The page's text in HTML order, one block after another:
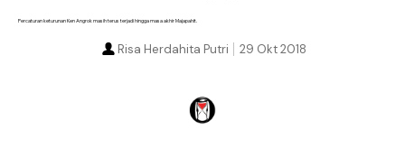
Percaturan keturunan Ken Angrok masih terus terjadi hingga masa akhir Majapahit.
29 Okt 2018
Risa Herdahita Putri